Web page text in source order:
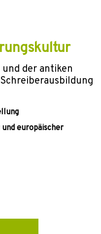
der antiken
europäischer